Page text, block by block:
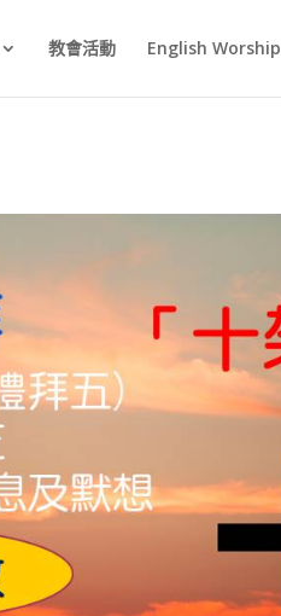
教會活動 English Worship